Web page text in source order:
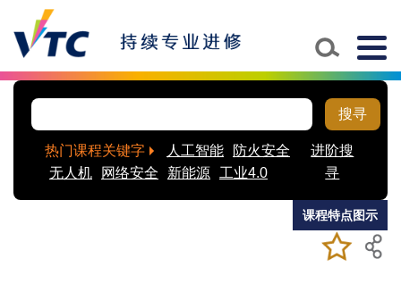
Skip to main content
搜寻
热门课程关键字 人工智能
防火安全
无人机
网络安全 新能源 工业4.0
进阶搜
寻
加入/移除
至我喜爱
儲存課程
课程特点图示